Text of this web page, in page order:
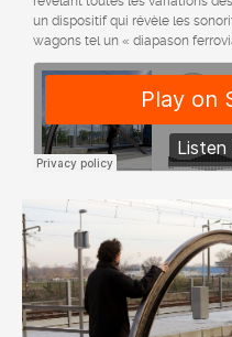
un dispositif qui révèle les
wagons tel un « diapason